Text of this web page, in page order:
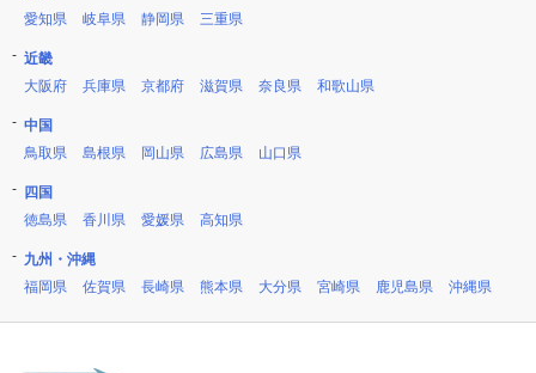
愛知県
岐阜県 静岡県 三重県
近畿
大阪府
兵庫県 京都府 滋賀県 奈良県 和歌山県
中国
鳥取県
島根県 岡山県 広島県 山口県
四国
徳島県
香川県 愛媛県 高知県
九州・沖縄
福岡県
佐賀県 長崎県 熊本県 大分県 宮崎県 鹿児島県 沖縄県